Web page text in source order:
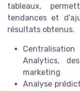
tableaux,
tendances et
résultats obtenus.
Analytics,
marketing
Analyse